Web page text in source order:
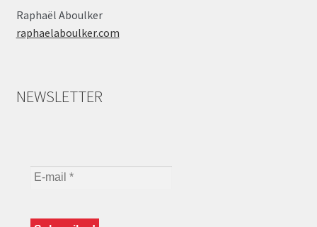
Raphaël Aboulker
raphaelaboulker.com
NEWSLETTER